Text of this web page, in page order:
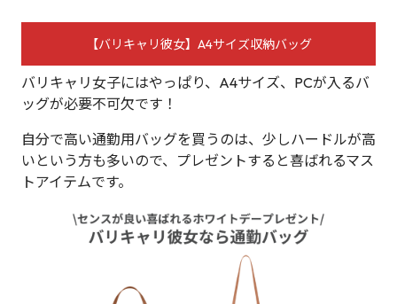
【バリキャリ彼女】A4サイズ収納バッグ
バリキャリ女子にはやっぱり、A4サイズ、PCが入るバ
ッグが必要不可欠です！
自分で高い通勤用バッグを買うのは、少しハードルが高
いという方も多いので、プレゼントすると喜ばれるマス
トアイテムです。